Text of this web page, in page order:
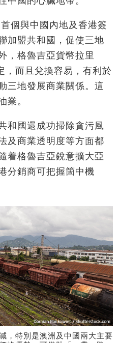
個與中國內地及香港簽
加盟共和國，促使三地
，格魯吉亞貨幣拉里
，而且兌換容易，有利於
三地發展商業關係。這
業。
和國還成功掃除貪污風
及商業透明度等方面都
着格魯吉亞銳意擴大亞
分銷商可把握箇中機
，特別是澳洲及中國兩大主要